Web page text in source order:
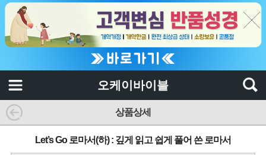
오케이바이블
상품상세
Let’s Go 로마서(하) : 깊게 읽고 쉽게 풀어 쓴 로마서